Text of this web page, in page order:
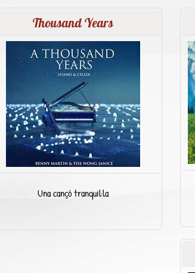
Thousand Years
Una cançó tranquil·la